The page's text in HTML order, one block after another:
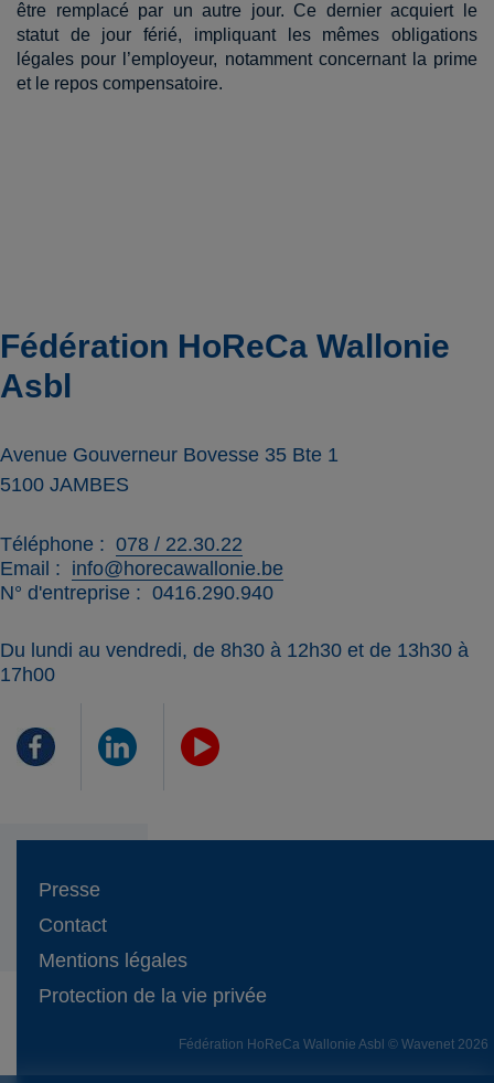
être remplacé par un autre jour. Ce dernier acquiert le
statut de jour férié, impliquant les mêmes obligations
légales pour l’employeur, notamment concernant la prime
et le repos compensatoire.
Fédération HoReCa Wallonie
Asbl
Avenue Gouverneur Bovesse 35 Bte 1
5100 JAMBES
Téléphone
078 / 22.30.22
Email
info@horecawallonie.be
N° d'entreprise
0416.290.940
Du lundi au vendredi, de 8h30 à 12h30 et de 13h30 à
17h00
Presse
Contact
Mentions légales
Protection de la vie privée
Fédération HoReCa Wallonie Asbl © Wavenet 2026